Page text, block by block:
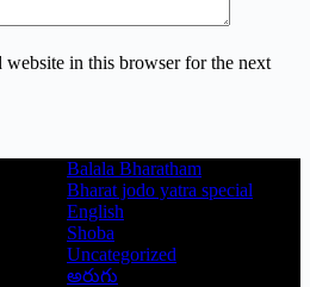
website in this browser for the next
Balala Bharatham
Bharat jodo yatra special
English
Shoba
Uncategorized
అరుగు